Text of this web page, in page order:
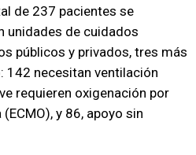
de 237 pacientes se
unidades de cuidados
públicos y privados, tres más
142 necesitan ventilación
requieren oxigenación por
y 86, apoyo sin